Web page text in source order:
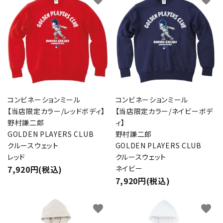
コンビネーションミール
【当店限定カラー/レッドボディ】
野村謙二郎
GOLDEN PLAYERS CLUB
クルースウェット
レッド
7,920円(税込)
コンビネーションミール
【当店限定カラー/ネイビーボデ
ィ】
野村謙二郎
GOLDEN PLAYERS CLUB
クルースウェット
ネイビー
7,920円(税込)
favorite favorite